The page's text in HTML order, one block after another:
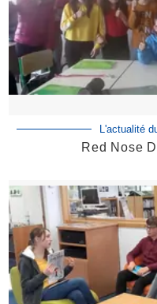
L'actualité
Red Nose